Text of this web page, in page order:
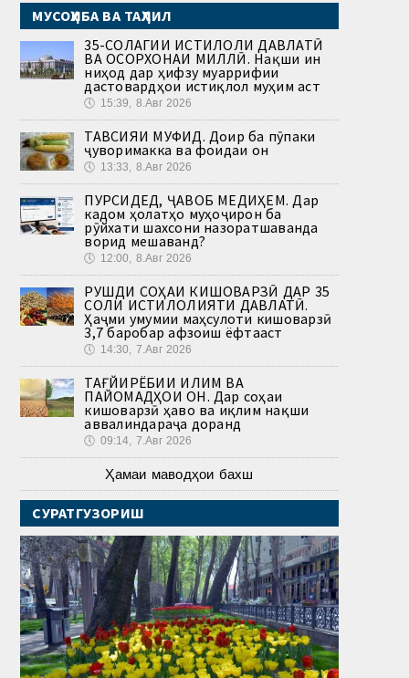
МУСОҲИБА ВА ТАҲЛИЛ
35-СОЛАГИИ ИСТИҚЛОЛИ ДАВЛАТӢ
ВА ОСОРХОНАИ МИЛЛӢ. Нақши ин
ниҳод дар ҳифзу муаррифии
дастовардҳои истиқлол муҳим аст
🕔 15:39, 8.Авг 2026
ТАВСИЯИ МУФИД. Доир ба пӯпаки
ҷуворимакка ва фоидаи он
🕔 13:33, 8.Авг 2026
ПУРСИДЕД, ҶАВОБ МЕДИҲЕМ. Дар
кадом ҳолатҳо муҳоҷирон ба
рӯйхати шахсони назоратшаванда
ворид мешаванд?
🕔 12:00, 8.Авг 2026
РУШДИ СОҲАИ КИШОВАРЗӢ ДАР 35
СОЛИ ИСТИҚЛОЛИЯТИ ДАВЛАТӢ.
Ҳаҷми умумии маҳсулоти кишоварзӣ
3,7 баробар афзоиш ёфтааст
🕔 14:30, 7.Авг 2026
ТАҒЙИРЁБИИ ИҚЛИМ ВА
ПАЙОМАДҲОИ ОН. Дар соҳаи
кишоварзӣ ҳаво ва иқлим нақши
аввалиндараҷа доранд
🕔 09:14, 7.Авг 2026
Ҳамаи маводҳои бахш
СУРАТГУЗОРИШ